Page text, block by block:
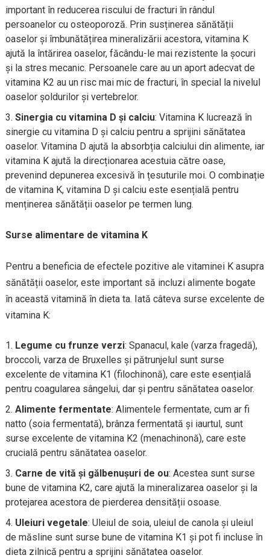
important în reducerea riscului de fracturi în rândul
persoanelor cu osteoporoză. Prin susținerea sănătății
oaselor și îmbunătățirea mineralizării acestora, vitamina K
ajută la întărirea oaselor, făcându-le mai rezistente la șocuri
și la stres mecanic. Persoanele care au un aport adecvat de
vitamina K2 au un risc mai mic de fracturi, în special la nivelul
oaselor șoldurilor și vertebrelor.
Sinergia cu vitamina D și calciu: Vitamina K lucrează în
sinergie cu vitamina D și calciu pentru a sprijini sănătatea
oaselor. Vitamina D ajută la absorbția calciului din alimente, iar
vitamina K ajută la direcționarea acestuia către oase,
prevenind depunerea excesivă în țesuturile moi. O combinație
de vitamina K, vitamina D și calciu este esențială pentru
menținerea sănătății oaselor pe termen lung.
Surse alimentare de vitamina K
Pentru a beneficia de efectele pozitive ale vitaminei K asupra
sănătății oaselor, este important să incluzi alimente bogate
în această vitamină în dieta ta. Iată câteva surse excelente de
vitamina K:
Legume cu frunze verzi: Spanacul, kale (varza fragedă),
broccoli, varza de Bruxelles și pătrunjelul sunt surse
excelente de vitamina K1 (filochinonă), care este esențială
pentru coagularea sângelui, dar și pentru sănătatea oaselor.
Alimente fermentate: Alimentele fermentate, cum ar fi
natto (soia fermentată), brânza fermentată și iaurtul, sunt
surse excelente de vitamina K2 (menachinonă), care este
crucială pentru sănătatea oaselor.
Carne de vită și gălbenușuri de ou: Acestea sunt surse
bune de vitamina K2, care ajută la mineralizarea oaselor și la
protejarea acestora de pierderea densității osoase.
Uleiuri vegetale: Uleiul de soia, uleiul de canola și uleiul
de măsline sunt surse bune de vitamina K1 și pot fi incluse în
dieta zilnică pentru a sprijini sănătatea oaselor.